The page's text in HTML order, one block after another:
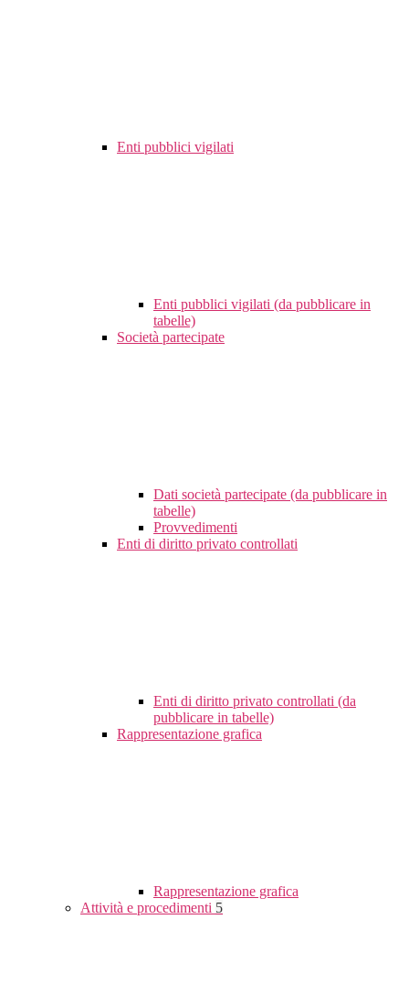
Enti pubblici vigilati
Enti pubblici vigilati (da pubblicare in
tabelle)
Società partecipate
Dati società partecipate (da pubblicare in
tabelle)
Provvedimenti
Enti di diritto privato controllati
Enti di diritto privato controllati (da
pubblicare in tabelle)
Rappresentazione grafica
Rappresentazione grafica
Attività e procedimenti 5